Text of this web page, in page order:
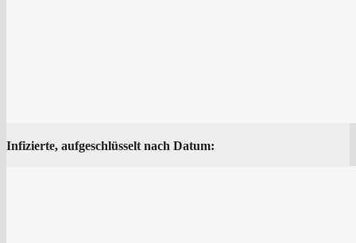
Infi­zier­te, auf­ge­schlüs­selt nach Datum: